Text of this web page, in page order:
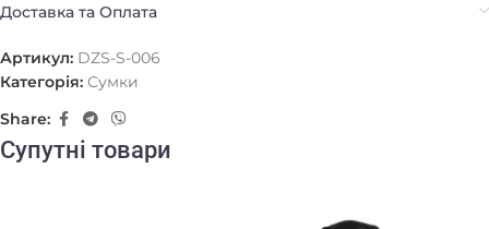
Доставка та Оплата
Артикул: DZS-S-006
Категорія: Сумки
Share:
Супутні товари